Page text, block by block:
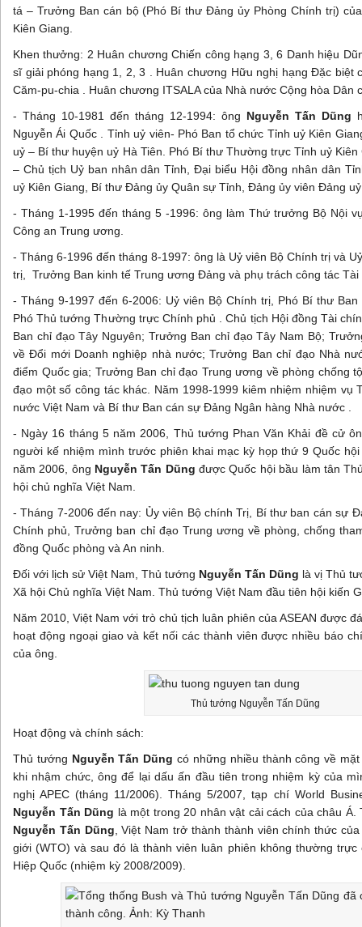
tá – Trưởng Ban cán bộ (Phó Bí thư Đảng ủy Phòng Chính trị)
Kiên Giang.
Khen thưởng: 2 Huân chương Chiến công hạng 3, 6 Danh hiệu
sĩ giải phóng hạng 1, 2, 3 . Huân chương Hữu nghị hạng Đặc biệt
Căm-pu-chia . Huân chương ITSALA của Nhà nước Cộng hòa Dân
- Tháng 10-1981 đến tháng 12-1994: ông Nguyễn Tấn Dũng
Nguyễn Ái Quốc . Tỉnh uỷ viên- Phó Ban tổ chức Tỉnh uỷ Kiên
uỷ – Bí thư huyện uỷ Hà Tiên. Phó Bí thư Thường trực Tỉnh uỷ
– Chủ tịch Uỷ ban nhân dân Tỉnh, Đại biểu Hội đồng nhân dân
uỷ Kiên Giang, Bí thư Đảng ủy Quân sự Tỉnh, Đảng ủy viên Đảng
- Tháng 1-1995 đến tháng 5 -1996: ông làm Thứ trưởng Bộ Nội
Công an Trung ương.
- Tháng 6-1996 đến tháng 8-1997: ông là Uỷ viên Bộ Chính trị và
trị, Trưởng Ban kinh tế Trung ương Đảng và phụ trách công tác
- Tháng 9-1997 đến 6-2006: Uỷ viên Bộ Chính trị, Phó Bí thư
Phó Thủ tướng Thường trực Chính phủ . Chủ tịch Hội đồng Tài
Ban chỉ đạo Tây Nguyên; Trưởng Ban chỉ đạo Tây Nam Bộ;
về Đổi mới Doanh nghiệp nhà nước; Trưởng Ban chỉ đạo Nhà
điểm Quốc gia; Trưởng Ban chỉ đạo Trung ương về phòng chống
đạo một số công tác khác. Năm 1998-1999 kiêm nhiệm nhiệm vụ
nước Việt Nam và Bí thư Ban cán sự Đảng Ngân hàng Nhà nước .
- Ngày 16 tháng 5 năm 2006, Thủ tướng Phan Văn Khải đề cử
người kế nhiệm mình trước phiên khai mạc kỳ họp thứ 9 Quốc
năm 2006, ông Nguyễn Tấn Dũng được Quốc hội bầu làm tân
hội chủ nghĩa Việt Nam.
- Tháng 7-2006 đến nay: Ủy viên Bộ chính Trị, Bí thư ban cán sự
Chính phủ, Trưởng ban chỉ đạo Trung ương về phòng, chống
đồng Quốc phòng và An ninh.
Đối với lịch sử Việt Nam, Thủ tướng Nguyễn Tấn Dũng là vị Thủ
Xã hội Chủ nghĩa Việt Nam. Thủ tướng Việt Nam đầu tiên hội kiến
Năm 2010, Việt Nam với trò chủ tịch luân phiên của ASEAN được
hoạt động ngoại giao và kết nối các thành viên được nhiều báo
của ông.
Thủ tướng Nguyễn Tấn Dũng
Hoạt động và chính sách:
Thủ tướng Nguyễn Tấn Dũng có những nhiều thành công về
khi nhậm chức, ông để lại dấu ấn đầu tiên trong nhiệm kỳ của
nghị APEC (tháng 11/2006). Tháng 5/2007, tạp chí World
Nguyễn Tấn Dũng là một trong 20 nhân vật cải cách của châu
Nguyễn Tấn Dũng , Việt Nam trở thành thành viên chính thức
giới (WTO) và sau đó là thành viên luân phiên không thường trực
Hiệp Quốc (nhiệm kỳ 2008/2009).